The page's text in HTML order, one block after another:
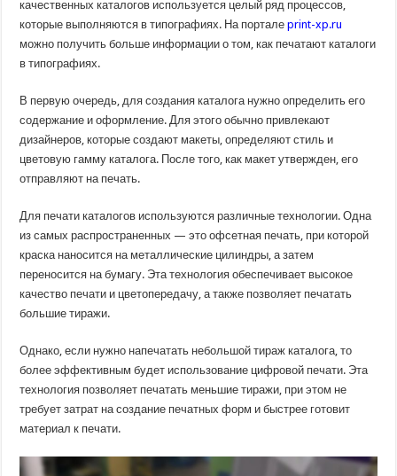
качественных каталогов используется целый ряд процессов,
которые выполняются в типографиях. На порталеprint-xp.ru
можно получить больше информации о том, как печатают каталоги
в типографиях.
В первую очередь, для создания каталога нужно определить его
содержание и оформление. Для этого обычно привлекают
дизайнеров, которые создают макеты, определяют стиль и
цветовую гамму каталога. После того, как макет утвержден, его
отправляют на печать.
Для печати каталогов используются различные технологии. Одна
из самых распространенных — это офсетная печать, при которой
краска наносится на металлические цилиндры, а затем
переносится на бумагу. Эта технология обеспечивает высокое
качество печати и цветопередачу, а также позволяет печатать
большие тиражи.
Однако, если нужно напечатать небольшой тираж каталога, то
более эффективным будет использование цифровой печати. Эта
технология позволяет печатать меньшие тиражи, при этом не
требует затрат на создание печатных форм и быстрее готовит
материал к печати.